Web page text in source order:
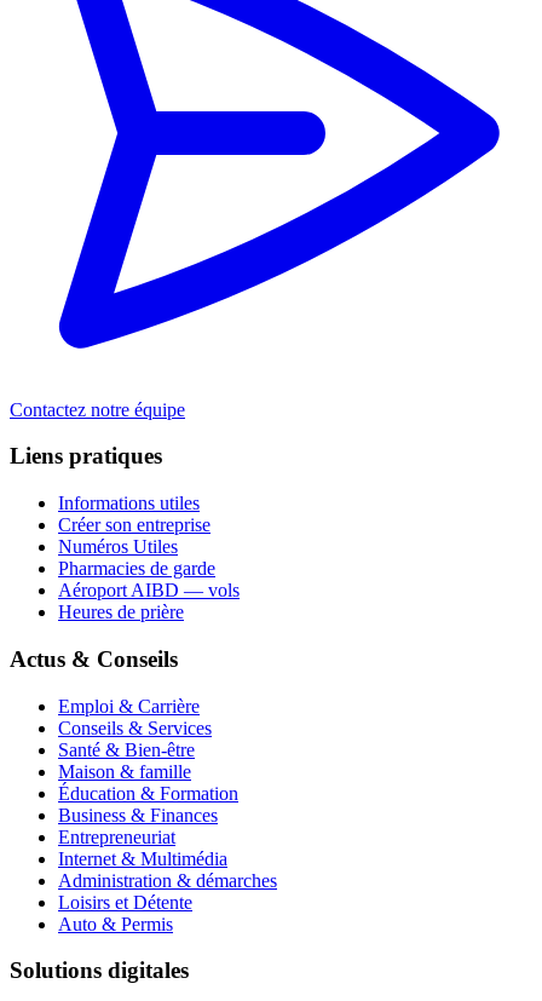
Contactez notre équipe
Liens pratiques
Informations utiles
Créer son entreprise
Numéros Utiles
Pharmacies de garde
Aéroport AIBD — vols
Heures de prière
Actus & Conseils
Emploi & Carrière
Conseils & Services
Santé & Bien-être
Maison & famille
Éducation & Formation
Business & Finances
Entrepreneuriat
Internet & Multimédia
Administration & démarches
Loisirs et Détente
Auto & Permis
Solutions digitales